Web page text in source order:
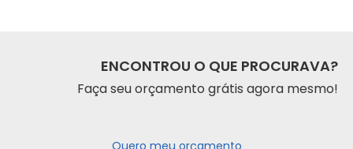
ENCONTROU O QUE PROCURAVA?
Faça seu orçamento grátis agora mesmo!
Quero meu orçamento